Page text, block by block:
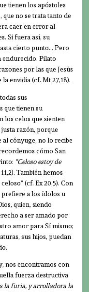
tienen los apóstoles
que no se trata tanto de
caer en error al
Si fuera así, su
cierto punto… Pero
endurecido. Pilato
por las que Jesús
envidia (cf. Mt 27,18).
sus
que tienen su
los celos que sienten
razón, porque
cónyuge, no lo recibe
cómo San
“Celoso estoy de
También hemos
(cf. Ex 20,5). Con
prefiere a los ídolos u
quien, siendo
a ser amado por
amor para Sí mismo;
sus hijos, puedan
nos encontramos con
fuerza destructiva
la furia, y arrolladora la